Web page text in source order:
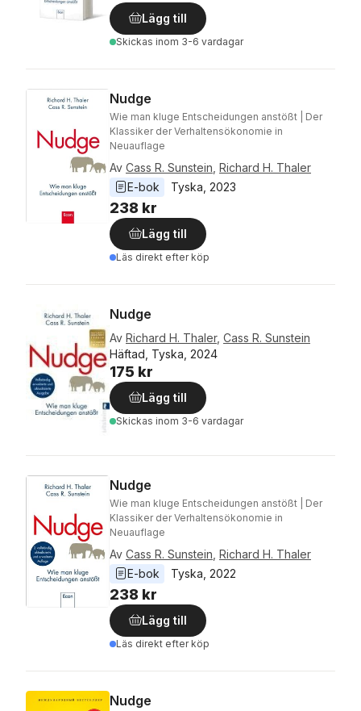
Lägg till
Skickas inom 3-6 vardagar
Nudge
Wie man kluge Entscheidungen anstößt | Der
Klassiker der Verhaltensökonomie in
Neuauflage
Av Cass R. Sunstein Richard H. Thaler
E-bok
Tyska 2023
238 kr
Lägg till
Läs direkt efter köp
Nudge
Av Richard H. Thaler, Cass R. Sunstein
Häftad, Tyska, 2024
175 kr
Lägg till
Skickas inom 3-6 vardagar
Nudge
Wie man kluge Entscheidungen anstößt | Der
Klassiker der Verhaltensökonomie in
Neuauflage
Av Cass R. Sunstein Richard H. Thaler
E-bok
Tyska 2022
238 kr
Lägg till
Läs direkt efter köp
Nudge